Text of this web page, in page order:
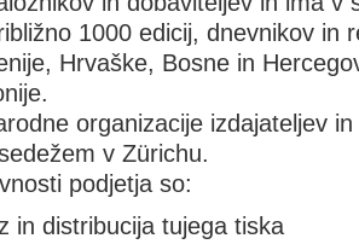
1000 edicij, dnevnikov in
Hrvaške, Bosne in
organizacije izdajateljev
v Zürichu.
podjetja so:
in distribucija tujega tiska